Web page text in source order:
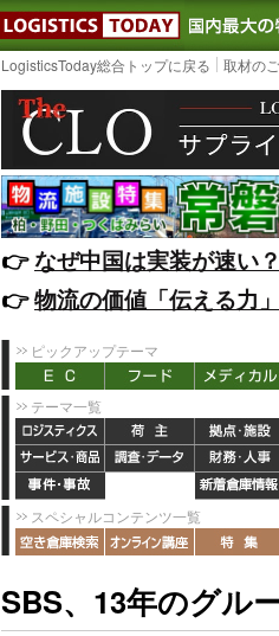
LogisticsToday総合トップに戻る 取材の
👉️なぜ中国は実装が速い
👉️物流の価値「伝える力
ピックアップテーマ
テーマ一覧
スペシャルコンテンツ一覧
SBS、13年のグル